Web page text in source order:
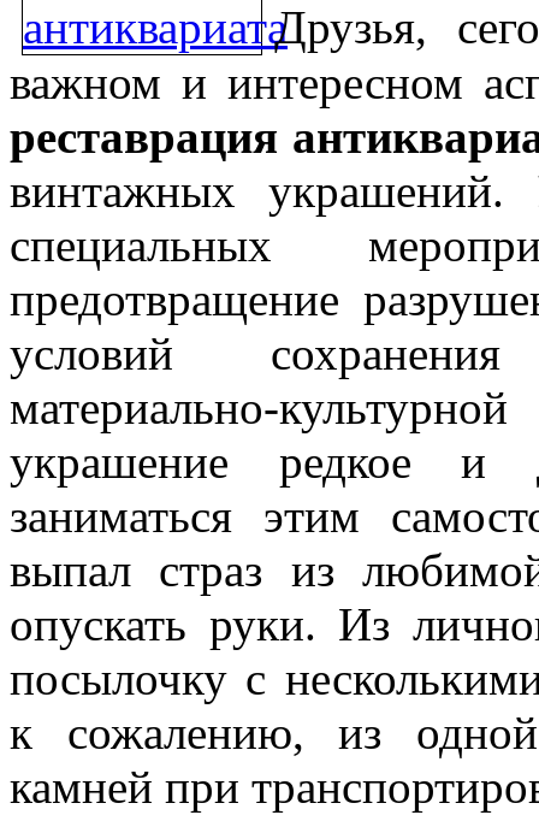
Друзья,
важном и интересном
реставрация
винтажных украшений.
специальных
предотвращение
условий
материально-
украшение редкое и
заниматься этим
выпал страз из
опускать руки. Из
посылочку с
к сожалению, из одной
камней при